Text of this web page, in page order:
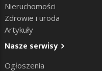
Nieruchomości
Zdrowie i uroda
Artykuły
Nasze serwisy
Ogłoszenia